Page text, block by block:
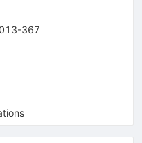
367